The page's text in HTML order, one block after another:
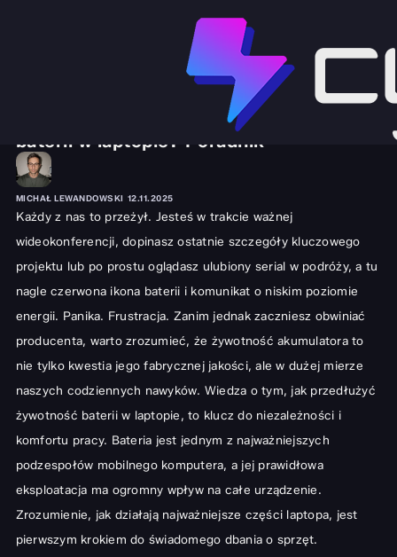
Jak skutecznie przedłużyć żywotność
baterii w laptopie? Poradnik
MICHAŁ LEWANDOWSKI 12.11.2025
Każdy z nas to przeżył. Jesteś w trakcie ważnej
wideokonferencji, dopinasz ostatnie szczegóły kluczowego
projektu lub po prostu oglądasz ulubiony serial w podróży, a tu
nagle czerwona ikona baterii i komunikat o niskim poziomie
energii. Panika. Frustracja. Zanim jednak zaczniesz obwiniać
producenta, warto zrozumieć, że żywotność akumulatora to
nie tylko kwestia jego fabrycznej jakości, ale w dużej mierze
naszych codziennych nawyków. Wiedza o tym, jak przedłużyć
żywotność baterii w laptopie, to klucz do niezależności i
komfortu pracy. Bateria jest jednym z najważniejszych
podzespołów mobilnego komputera, a jej prawidłowa
eksploatacja ma ogromny wpływ na całe urządzenie.
Zrozumienie, jak działają najważniejsze części laptopa, jest
pierwszym krokiem do świadomego dbania o sprzęt.